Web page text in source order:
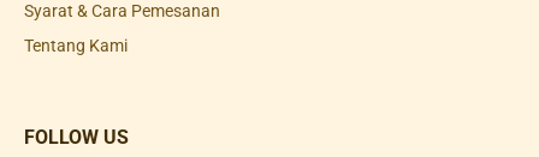
Syarat & Cara Pemesanan
Tentang Kami
FOLLOW US